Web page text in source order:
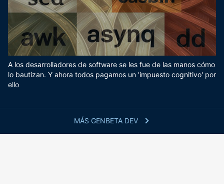
MÁS GENBETA DEV
A los desarrolladores de software se les fue de las manos cómo
lo bautizan. Y ahora todos pagamos un 'impuesto cognitivo' por
ello